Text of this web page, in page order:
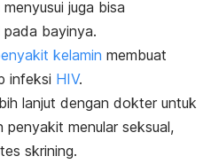
juga bisa
pada bayinya.
kelamin membuat
infeksi HIV.
lanjut dengan dokter untuk
menular seksual,
skrining.